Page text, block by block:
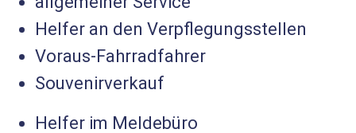
Helfer an den Verpflegungsstellen
Voraus-Fahrradfahrer
Souvenirverkauf
Helfer im Meldebüro